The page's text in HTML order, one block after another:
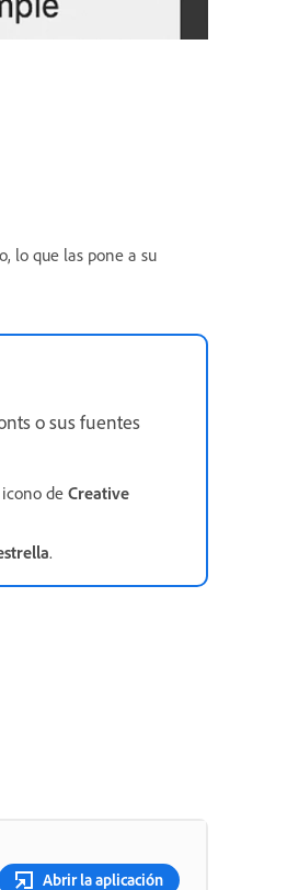
lo que las pone a su
o sus fuentes
de Creative
.
Abrir la aplicación